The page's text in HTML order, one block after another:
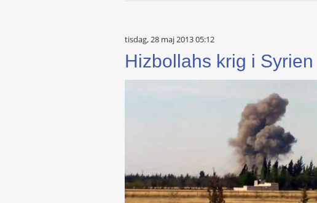
tisdag, 28 maj 2013 05:12
Hizbollahs krig i